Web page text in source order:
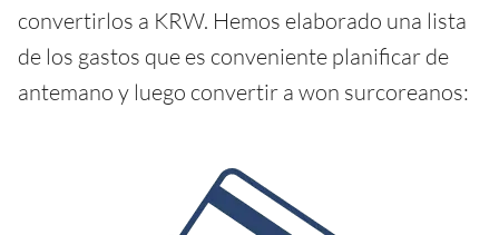
convertirlos a KRW. Hemos elaborado una lista
de los gastos que es conveniente planificar de
antemano y luego convertir a won surcoreanos: